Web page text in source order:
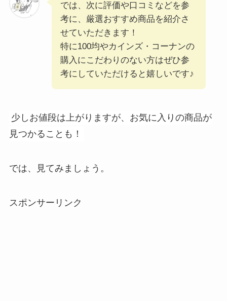
では、次に評価や口コミなどを参
考に、厳選おすすめ商品を紹介さ
せていただきます！
特に100均やカインズ・コーナンの
購入にこだわりのない方はぜひ参
考にしていただけると嬉しいです♪
少しお値段は上がりますが、お気に入りの商品が
見つかることも！
では、見てみましょう。
スポンサーリンク